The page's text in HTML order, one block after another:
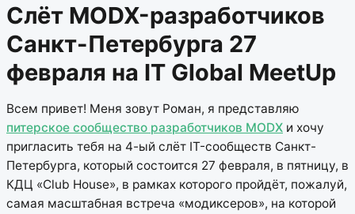
Слёт MODX-разработчиков
Санкт-Петербурга 27
февраля на IT Global MeetUp
Всем привет! Меня зовут Роман, я представляю
питерское сообщество разработчиков MODX и хочу
пригласить тебя на 4-ый слёт IT-сообществ Санкт-
Петербурга, который состоится 27 февраля, в пятницу, в
КДЦ «Club House», в рамках которого пройдёт, пожалуй,
самая масштабная встреча «модиксеров», на которой